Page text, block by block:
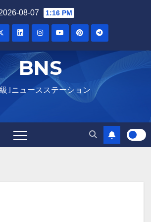
08-07 1:16 PM
BNS
｣ニュースステーション